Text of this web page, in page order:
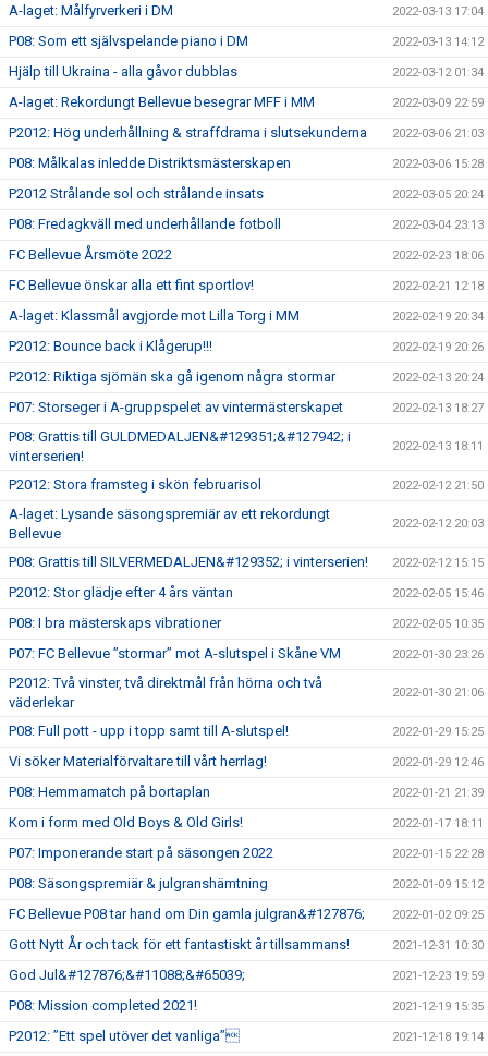
A-laget: Målfyrverkeri i DM 2022-03-13 17:04
P08: Som ett självspelande piano i DM 2022-03-13 14:12
Hjälp till Ukraina - alla gåvor dubblas 2022-03-12 01:34
A-laget: Rekordungt Bellevue besegrar MFF i MM 2022-03-09 22:59
P2012: Hög underhållning & straffdrama i slutsekunderna 2022-03-06 21:03
P08: Målkalas inledde Distriktsmästerskapen 2022-03-06 15:28
P2012 Strålande sol och strålande insats 2022-03-05 20:24
P08: Fredagkväll med underhållande fotboll 2022-03-04 23:13
FC Bellevue Årsmöte 2022 2022-02-23 18:06
FC Bellevue önskar alla ett fint sportlov! 2022-02-21 12:18
A-laget: Klassmål avgjorde mot Lilla Torg i MM 2022-02-19 20:34
P2012: Bounce back i Klågerup!!! 2022-02-19 20:26
P2012: Riktiga sjömän ska gå igenom några stormar 2022-02-13 20:24
P07: Storseger i A-gruppspelet av vintermästerskapet 2022-02-13 18:27
P08: Grattis till GULDMEDALJEN&#129351;&#127942; i
vinterserien!
2022-02-13 18:11
P2012: Stora framsteg i skön februarisol 2022-02-12 21:50
A-laget: Lysande säsongspremiär av ett rekordungt
Bellevue
2022-02-12 20:03
P08: Grattis till SILVERMEDALJEN&#129352; i vinterserien! 2022-02-12 15:15
P2012: Stor glädje efter 4 års väntan 2022-02-05 15:46
P08: I bra mästerskaps vibrationer 2022-02-05 10:35
P07: FC Bellevue ”stormar” mot A-slutspel i Skåne VM 2022-01-30 23:26
P2012: Två vinster, två direktmål från hörna och två
väderlekar
2022-01-30 21:06
P08: Full pott - upp i topp samt till A-slutspel! 2022-01-29 15:25
Vi söker Materialförvaltare till vårt herrlag! 2022-01-29 12:46
P08: Hemmamatch på bortaplan 2022-01-21 21:39
Kom i form med Old Boys & Old Girls! 2022-01-17 18:11
P07: Imponerande start på säsongen 2022 2022-01-15 22:28
P08: Säsongspremiär & julgranshämtning 2022-01-09 15:12
FC Bellevue P08 tar hand om Din gamla julgran&#127876; 2022-01-02 09:25
Gott Nytt År och tack för ett fantastiskt år tillsammans! 2021-12-31 10:30
God Jul&#127876;&#11088;&#65039; 2021-12-23 19:59
P08: Mission completed 2021! 2021-12-19 15:35
P2012: ”Ett spel utöver det vanliga” 2021-12-18 19:14